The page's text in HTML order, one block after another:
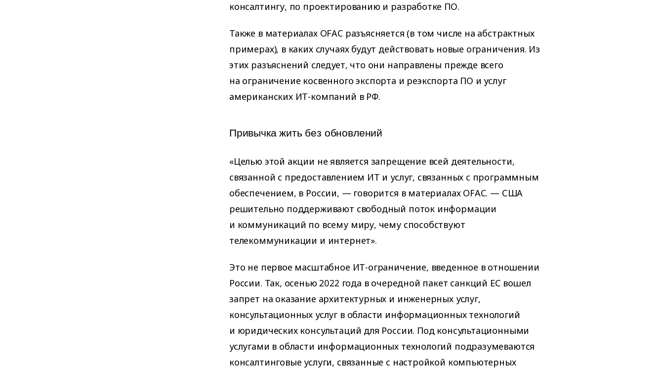
консалтингу, по проектированию и разработке ПО.
Также в материалах OFAC разъясняется (в том числе на абстрактных
примерах), в каких случаях будут действовать новые ограничения. Из
этих разъяснений следует, что они направлены прежде всего
на ограничение косвенного экспорта и реэкспорта ПО и услуг
американских ИТ-компаний в РФ.
Привычка жить без обновлений
«Целью этой акции не является запрещение всей деятельности,
связанной с предоставлением ИТ и услуг, связанных с программным
обеспечением, в России, — говорится в материалах OFAC. — США
решительно поддерживают свободный поток информации
и коммуникаций по всему миру, чему способствуют
телекоммуникации и интернет».
Это не первое масштабное ИТ-ограничение, введенное в отношении
России. Так, осенью 2022 года в очередной пакет санкций ЕС вошел
запрет на оказание архитектурных и инженерных услуг,
консультационных услуг в области информационных технологий
и юридических консультаций для России. Под консультационными
услугами в области информационных технологий подразумеваются
консалтинговые услуги, связанные с настройкой компьютерных